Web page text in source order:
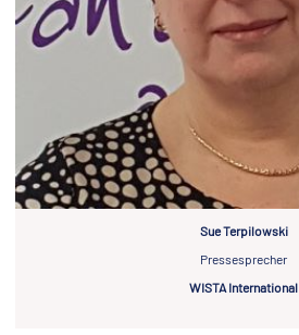
Sue Terpilowski
Pressesprecher
WISTA International